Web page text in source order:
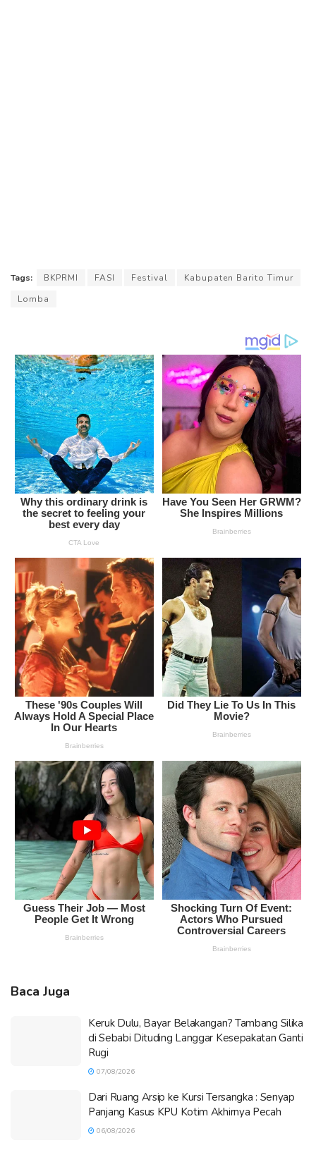
Tags: BKPRMI FASI Festival
Kabupaten Barito Timur
Lomba
Baca Juga
Keruk Dulu, Bayar Belakangan? Tambang Silika
di Sebabi Dituding Langgar Kesepakatan Ganti
Rugi
07/08/2026
Dari Ruang Arsip ke Kursi Tersangka : Senyap
Panjang Kasus KPU Kotim Akhirnya Pecah
06/08/2026